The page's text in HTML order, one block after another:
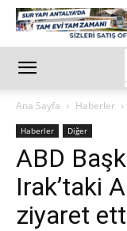
Ana Sayfa Haberler
Haberler Diğer
ABD
Irak’taki
ziyaret